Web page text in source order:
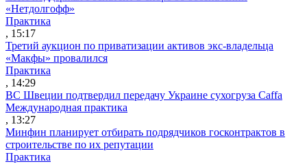
«Нетдолгофф»
Практика
, 15:17
Третий аукцион по приватизации активов экс-владельца
«Макфы» провалился
Практика
, 14:29
ВС Швеции подтвердил передачу Украине сухогруза Caffa
Международная практика
, 13:27
Минфин планирует отбирать подрядчиков госконтрактов в
строительстве по их репутации
Практика